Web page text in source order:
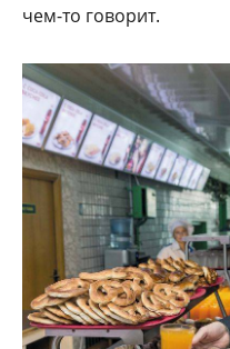
чем-то говорит.